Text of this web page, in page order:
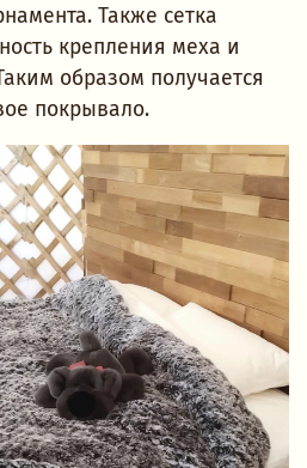
Также сетка
крепления меха и
образом получается
покрывало.